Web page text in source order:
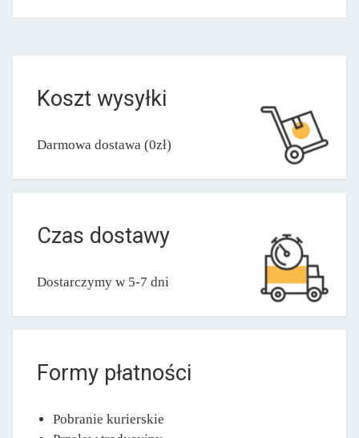
Koszt wysyłki
Darmowa dostawa (0zł)
Czas dostawy
Dostarczymy w 5-7 dni
Formy płatności
Pobranie kurierskie